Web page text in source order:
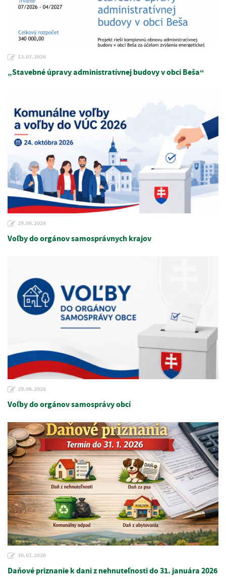
13.07.2026
„Stavebné úpravy administratívnej budovy v obci Beša“
29.06.2026
Voľby do orgánov samosprávnych krajov
29.06.2026
Voľby do orgánov samosprávy obcí
30.01.2026
Daňové priznanie k dani z nehnuteľnosti do 31. januára 2026